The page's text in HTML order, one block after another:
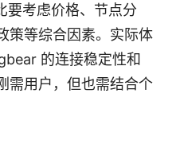
考虑价格、节点分
策等综合因素。实际体
的连接稳定性和
需用户，但也需结合个